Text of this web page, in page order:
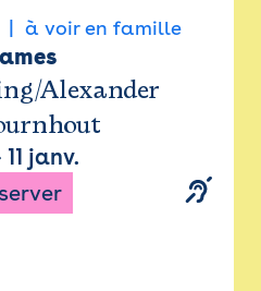
à voir en famille
Alexander
11 janv.